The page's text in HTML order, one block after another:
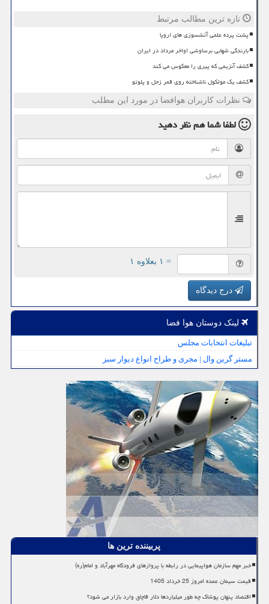
تازه ترین مطالب مرتبط
پشت پرده علمی آتشسوزی های اروپا
بارندگی شهابی برساوشی اواخر مرداد در ایران
کشف آنزیمی که پیری را معکوس می کند
کشف یک مولکول ناشناخته روی قمر زحل و پلوتو
نظرات کاربران هوافضا در مورد این مطلب
لطفا شما همنظر دهید
= ۱ بعلاوه ۱
درج دیدگاه
لینک دوستان هوا فضا
تبلیغات انتخابات مجلس
مستر گرین وال | مجری و طراح انواع دیوار سبز
پربیننده ترین ها
خبر مهم سازمان هواپیمایی در رابطه با پروازهای فرودگاه مهرآباد و امام(ره)
قیمت سیمان عمده امروز 25 خرداد 1405
اقتصاد پنهان پوشاک چه طور میلیاردها دلار قاچاق وارد بازار می شود؟